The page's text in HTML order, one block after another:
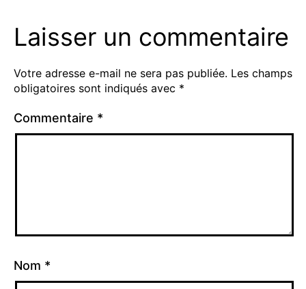
Laisser un commentaire
Votre adresse e-mail ne sera pas publiée. Les champs
obligatoires sont indiqués avec *
Commentaire *
Nom *